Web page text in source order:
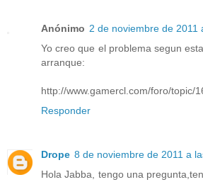
Anónimo 2 de noviembre de 2011
Yo creo que el problema segun
arranque:
http://www.gamercl.com/foro/topic/
Responder
Drope 8 de noviembre de 2011 a
Hola Jabba, tengo una